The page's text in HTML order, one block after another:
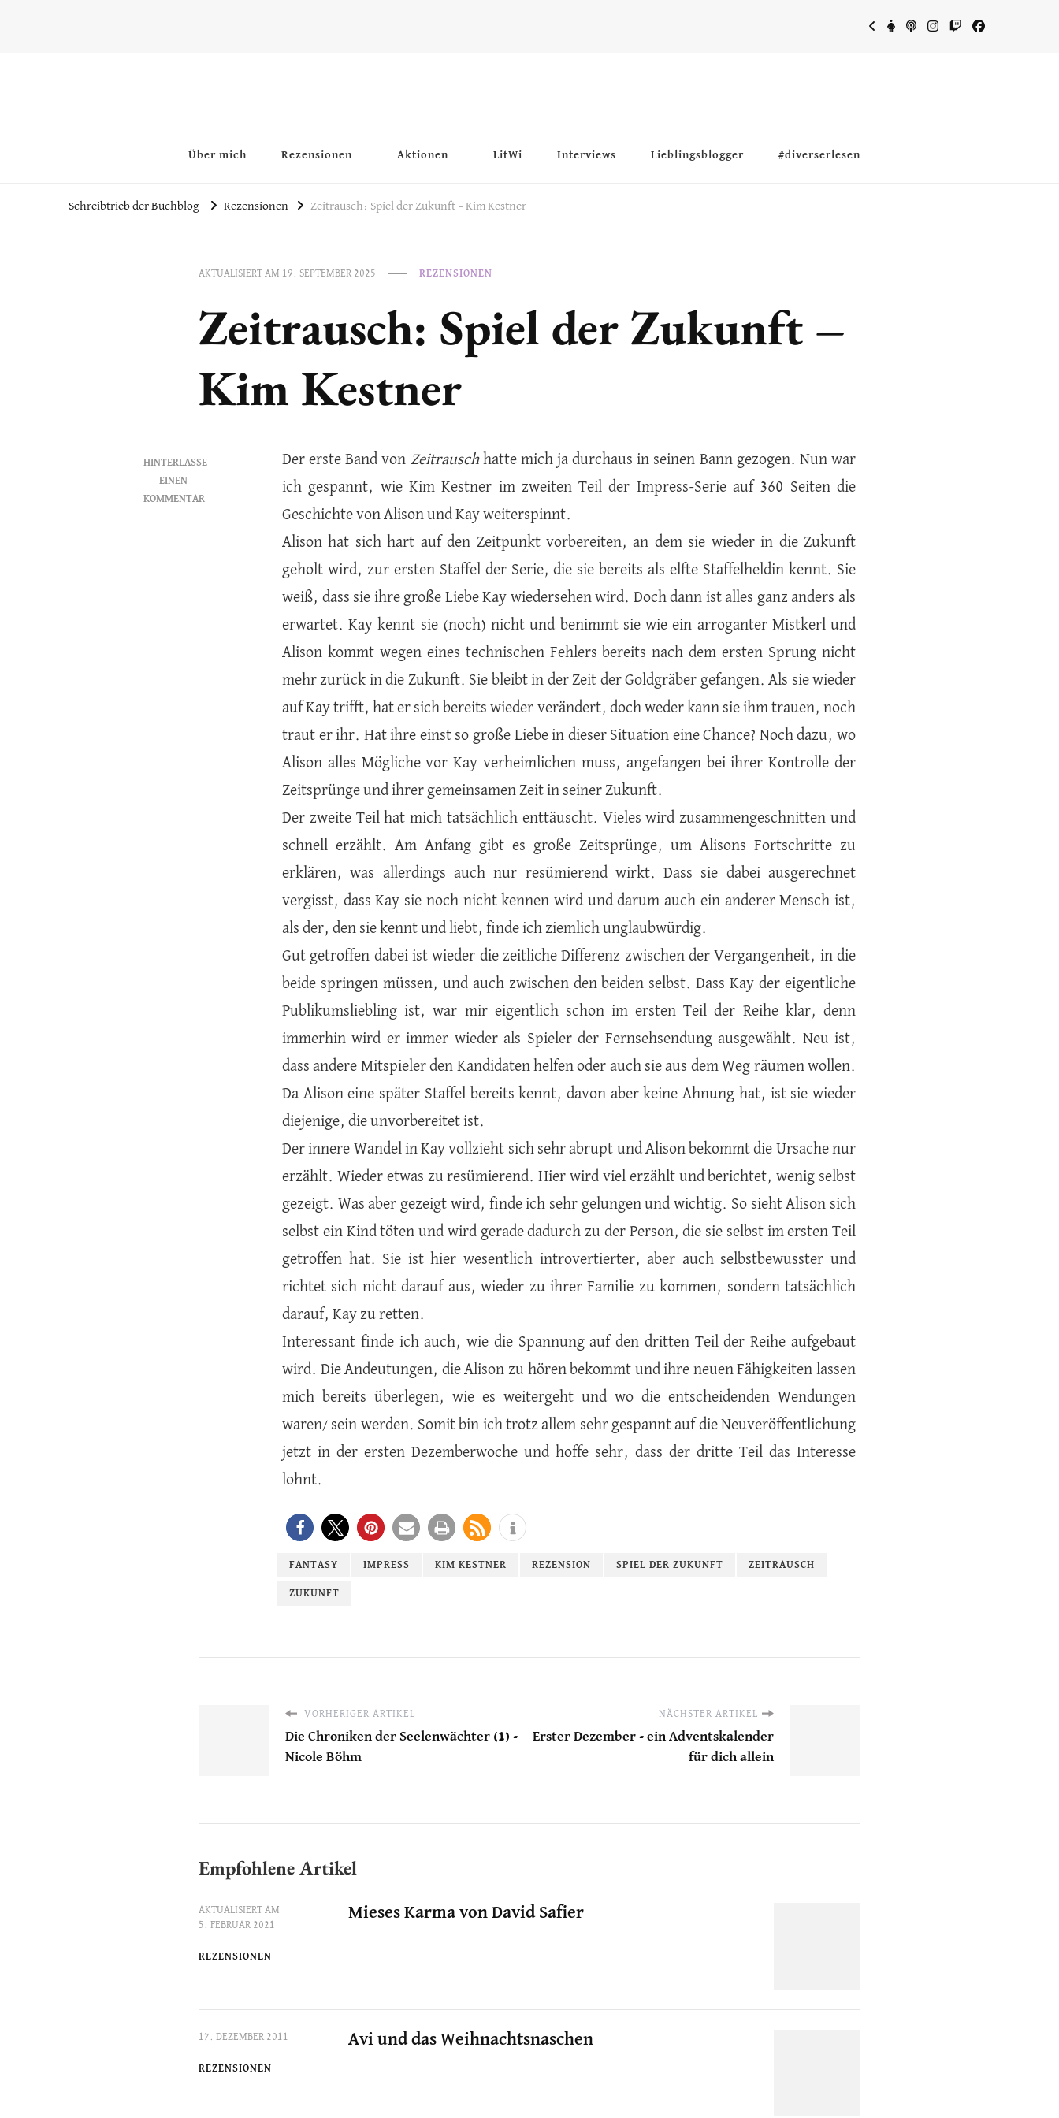
Über mich Rezensionen Aktionen LitWi Interviews Lieblingsblogger #diverserlesen
Schreibtrieb der Buchblog Rezensionen Zeitrausch: Spiel der Zukunft – Kim Kestner
AKTUALISIERT AM 19. SEPTEMBER 2025 REZENSIONEN
Zeitrausch: Spiel der Zukunft –
Kim Kestner
HINTERLASSE
EINEN
KOMMENTAR
Der erste Band von Zeitrauschhatte mich ja durchaus in seinen Bann gezogen. Nun war
ich gespannt, wie Kim Kestner im zweiten Teil der Impress-Serie auf 360 Seiten die
Geschichte von Alison und Kay weiterspinnt.
Alison hat sich hart auf den Zeitpunkt vorbereiten, an dem sie wieder in die Zukunft
geholt wird, zur ersten Staffel der Serie, die sie bereits als elfte Staffelheldin kennt. Sie
weiß, dass sie ihre große Liebe Kay wiedersehen wird. Doch dann ist alles ganz anders als
erwartet. Kay kennt sie (noch) nicht und benimmt sie wie ein arroganter Mistkerl und
Alison kommt wegen eines technischen Fehlers bereits nach dem ersten Sprung nicht
mehr zurück in die Zukunft. Sie bleibt in der Zeit der Goldgräber gefangen. Als sie wieder
auf Kay trifft, hat er sich bereits wieder verändert, doch weder kann sie ihm trauen, noch
traut er ihr. Hat ihre einst so große Liebe in dieser Situation eine Chance? Noch dazu, wo
Alison alles Mögliche vor Kay verheimlichen muss, angefangen bei ihrer Kontrolle der
Zeitsprünge und ihrer gemeinsamen Zeit in seiner Zukunft.
Der zweite Teil hat mich tatsächlich enttäuscht. Vieles wird zusammengeschnitten und
schnell erzählt. Am Anfang gibt es große Zeitsprünge, um Alisons Fortschritte zu
erklären, was allerdings auch nur resümierend wirkt. Dass sie dabei ausgerechnet
vergisst, dass Kay sie noch nicht kennen wird und darum auch ein anderer Mensch ist,
als der, den sie kennt und liebt, finde ich ziemlich unglaubwürdig.
Gut getroffen dabei ist wieder die zeitliche Differenz zwischen der Vergangenheit, in die
beide springen müssen, und auch zwischen den beiden selbst. Dass Kay der eigentliche
Publikumsliebling ist, war mir eigentlich schon im ersten Teil der Reihe klar, denn
immerhin wird er immer wieder als Spieler der Fernsehsendung ausgewählt. Neu ist,
dass andere Mitspieler den Kandidaten helfen oder auch sie aus dem Weg räumen wollen.
Da Alison eine später Staffel bereits kennt, davon aber keine Ahnung hat, ist sie wieder
diejenige, die unvorbereitet ist.
Der innere Wandel in Kay vollzieht sich sehr abrupt und Alison bekommt die Ursache nur
erzählt. Wieder etwas zu resümierend. Hier wird viel erzählt und berichtet, wenig selbst
gezeigt. Was aber gezeigt wird, finde ich sehr gelungen und wichtig. So sieht Alison sich
selbst ein Kind töten und wird gerade dadurch zu der Person, die sie selbst im ersten Teil
getroffen hat. Sie ist hier wesentlich introvertierter, aber auch selbstbewusster und
richtet sich nicht darauf aus, wieder zu ihrer Familie zu kommen, sondern tatsächlich
darauf, Kay zu retten.
Interessant finde ich auch, wie die Spannung auf den dritten Teil der Reihe aufgebaut
wird. Die Andeutungen, die Alison zu hören bekommt und ihre neuen Fähigkeiten lassen
mich bereits überlegen, wie es weitergeht und wo die entscheidenden Wendungen
waren/ sein werden. Somit bin ich trotz allem sehr gespannt auf die Neuveröffentlichung
jetzt in der ersten Dezemberwoche und hoffe sehr, dass der dritte Teil das Interesse
lohnt.
FANTASY IMPRESS KIM KESTNER REZENSION SPIEL DER ZUKUNFT ZEITRAUSCH
ZUKUNFT
VORHERIGER ARTIKEL
Die Chroniken der Seelenwächter (1) -
Nicole Böhm
NÄCHSTER ARTIKEL
Erster Dezember - ein Adventskalender
für dich allein
Empfohlene Artikel
AKTUALISIERT AM
5. FEBRUAR 2021
REZENSIONEN
Mieses Karma von David Safier
17. DEZEMBER 2011
REZENSIONEN
Avi und das Weihnachtsnaschen